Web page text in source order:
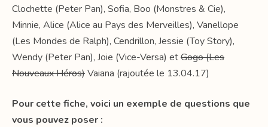
Clochette (Peter Pan), Sofia, Boo (Monstres & Cie),
Minnie, Alice (Alice au Pays des Merveilles), Vanellope
(Les Mondes de Ralph), Cendrillon, Jessie (Toy Story),
Wendy (Peter Pan), Joie (Vice-Versa) etGogo (Les
Nouveaux Héros)Vaiana (rajoutée le 13.04.17)
Pour cette fiche, voici un exemple de questions que
vous pouvez poser :